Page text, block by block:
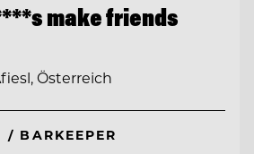
make friends
Österreich
CHEF DE RANG / BARKEEPER